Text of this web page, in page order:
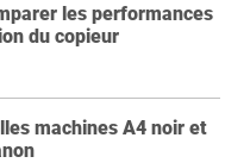
les performances
du copieur
machines A4 noir et